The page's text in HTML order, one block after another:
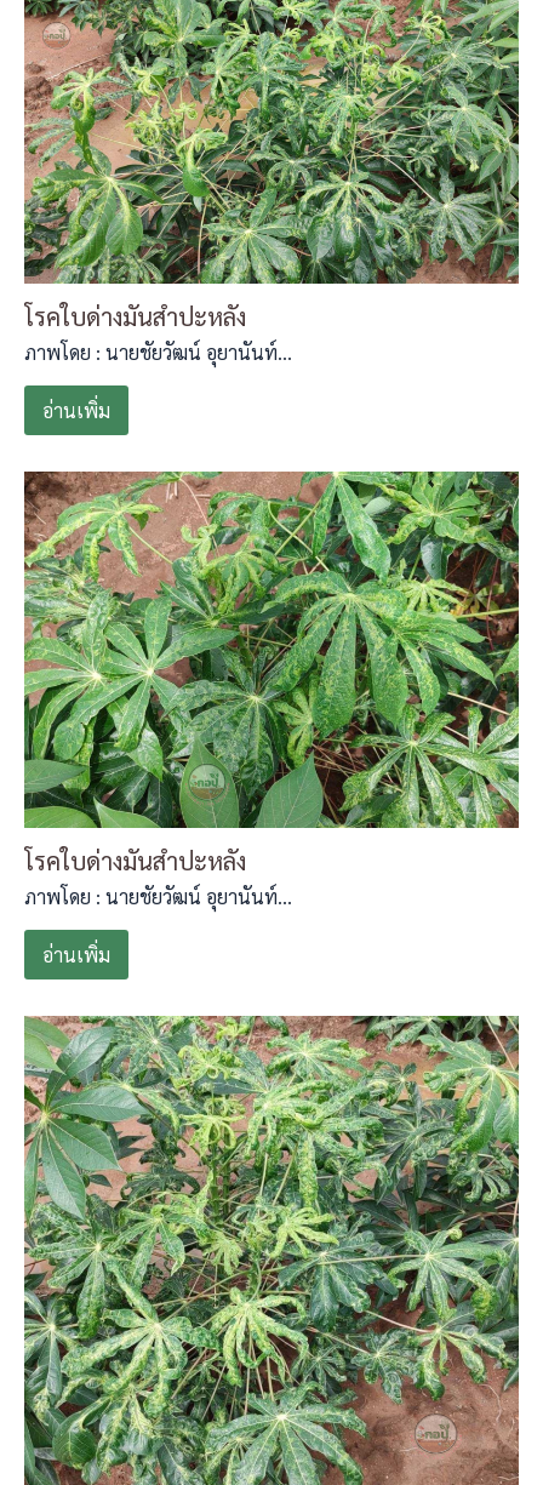
โรคใบด่างมันสำปะหลัง
ภาพโดย : นายชัยวัฒน์ อุยานันท์…
อ่านเพิ่ม
โรคใบด่างมันสำปะหลัง
ภาพโดย : นายชัยวัฒน์ อุยานันท์…
อ่านเพิ่ม